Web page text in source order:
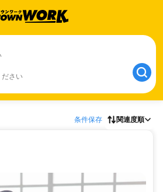
ださい
条件保存 関連度順